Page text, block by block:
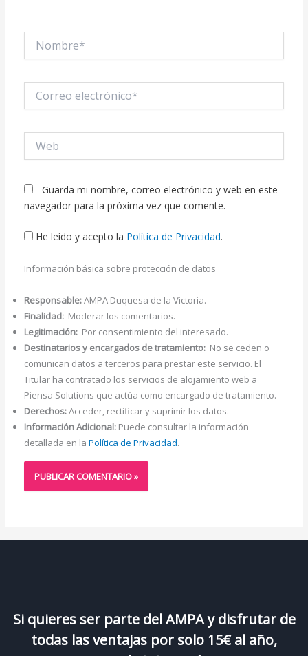
electrónico*
Guarda mi nombre, correo electrónico y web en este
navegador para la próxima vez que comente.
He leído y acepto la Política de Privacidad.
Información básica sobre protección de datos
Responsable:AMPA Duquesa de la Victoria.
Finalidad:Moderar los comentarios.
Legitimación:Por consentimiento del interesado.
Destinatarios y encargados de tratamiento:No se ceden o
comunican datos a terceros para prestar este servicio. El
Titular ha contratado los servicios de alojamiento web a
Piensa Solutions que actúa como encargado de tratamiento.
Derechos:Acceder, rectificar y suprimir los datos.
Información Adicional:Puede consultar la información
detallada en la Política de Privacidad.
Si quieres ser parte del AMPA y disfrutar de
todas las ventajas por solo 15€ al año,